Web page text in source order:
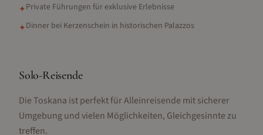
✦Private Führungen für exklusive Erlebnisse
✦Dinner bei Kerzenschein in historischen Palazzos
Solo-Reisende
Die Toskana ist perfekt für Alleinreisende mit sicherer
Umgebung und vielen Möglichkeiten, Gleichgesinnte zu
treffen.